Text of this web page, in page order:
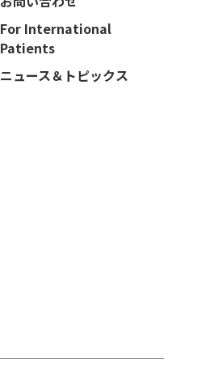
For International
Patients
ニュース＆トピックス